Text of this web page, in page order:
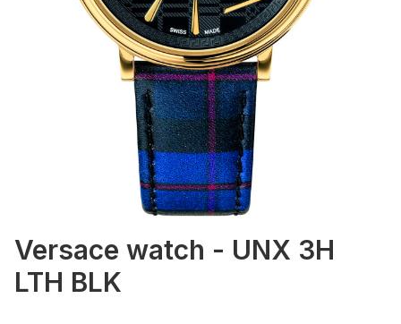
Versace watch - UNX 3H
LTH BLK